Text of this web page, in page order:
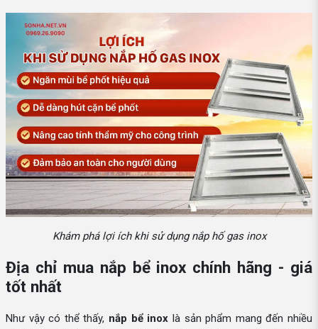
Khám phá lợi ích khi sử dụng nắp hố gas inox
Địa chỉ mua nắp bể inox chính hãng - giá
tốt nhất
Như vậy có thể thấy, nắp bể inox là sản phẩm mang đến nhiều